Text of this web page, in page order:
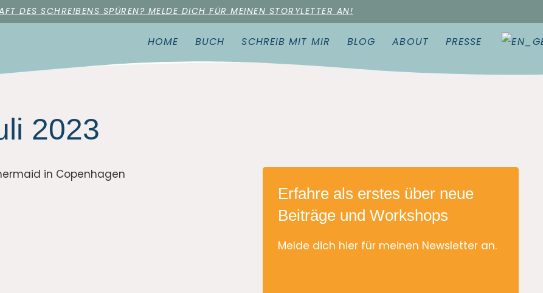
DES SCHREIBENS SPÜREN? MELDE DICH FÜR MEINEN STORYLETTER AN!
HOME BUCH SCHREIB MIT MIR BLOG ABOUT PRESSE
2023
Erfahre als erstes über neue
Beiträge und Workshops
Melde dich hier für meinen Newsletter an.